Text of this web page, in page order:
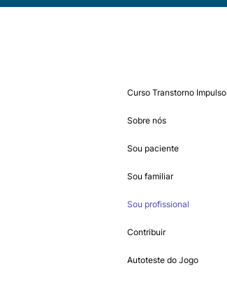
Curso Transtorno Impulso
Sobre nós
Sou paciente
Sou familiar
Sou profissional
Contribuir
Autoteste do Jogo